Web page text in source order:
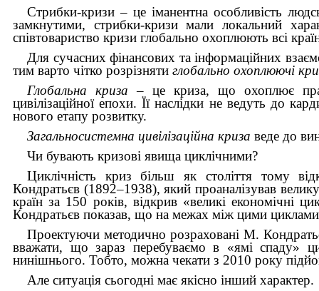
Стрибки-кризи – це іманентна особливість
замкнутими, стрибки-кризи мали локальний
співтовариство кризи глобально охоплюють всі
Для сучасних фінансових та інформаційних
тим варто чітко розрізняти глобально охоплюючі
Глобальна криза – це криза, що охоплює
цивілізаційної епохи. Її наслідки не ведуть до
нового етапу розвитку.
Загальносистемна цивілізаційна криза веде до
Чи бувають кризові явища циклічними?
Циклічність криз більш як століття тому
Кондратьєв (1892–1938), який проаналізував
країн за 150 років, відкрив «великі економічні
Кондратьєв показав, що на межах між цими циклами
Проектуючи методично розраховані М.
вважати, що зараз перебуваємо в «ямі спаду»
нинішнього. Тобто, можна чекати з 2010 року
Але ситуація сьогодні має якісно інший характер.